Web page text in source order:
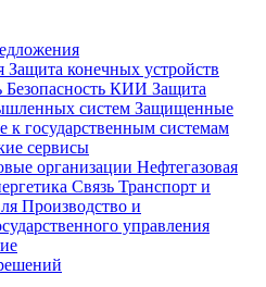
Защита конечных устройств
Безопасность КИИ Защита
систем Защищенные
к государственным системам
сервисы
организации Нефтегазовая
Связь Транспорт и
Производство и
управления